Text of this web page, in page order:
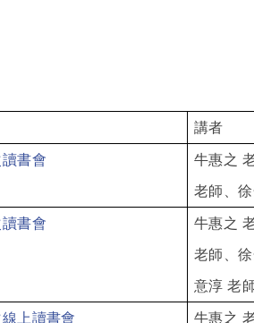
講者
書會 牛惠之
老師、
書會 牛惠之
老師、
意淳 老
上讀書會 牛惠之